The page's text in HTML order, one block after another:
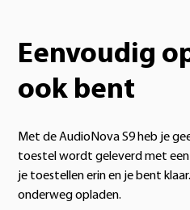
Eenvoudig
ook bent
Met de AudioNova S9 heb je
toestel wordt geleverd met een
je toestellen erin en je bent
onderweg opladen.